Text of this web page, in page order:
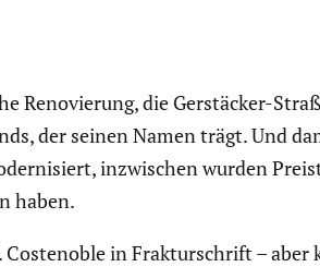
Renovie­rung, die Gerstä­cker-
der seinen Namen trägt. Und
inzwi­schen wurden
haben.
Costenoble in Fraktur­schrift – aber